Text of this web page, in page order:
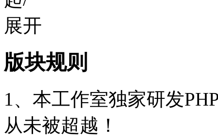
版块规则
1、本工作室独家研发
从未被超越！